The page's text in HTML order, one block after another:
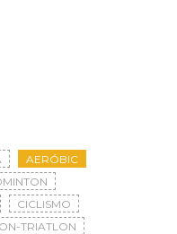
AERÓBIC
CICLISMO
TRIATLON